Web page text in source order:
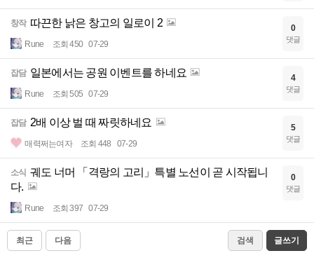
창작 따끈한 낡은 창고의 일로이 2
Rune 조회 450 07-29
0
댓글
잡담 일본에서는 공원 이벤트를 하네요
Rune 조회 505 07-29
4
댓글
잡담 2배 이상 벌 때 짜릿하네요
매력쩌는여자 조회 448 07-29
5
댓글
소식 궤도 너머 「격랑의 고리」특별 노선이 곧 시작됩니
다.
Rune 조회 397 07-29
0
댓글
최근 다음 검색 글쓰기